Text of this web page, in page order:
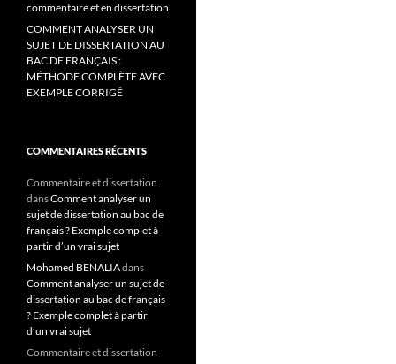
commentaire et en dissertation
COMMENT ANALYSER UN
SUJET DE DISSERTATION AU
BAC DE FRANÇAIS :
MÉTHODE COMPLÈTE AVEC
EXEMPLE CORRIGÉ
COMMENTAIRES RÉCENTS
Commentaire et dissertation
dansComment analyser un
sujet de dissertation au bac de
français ? Exemple complet à
partir d’un vrai sujet
Mohamed BENALIAdans
Comment analyser un sujet de
dissertation au bac de français
? Exemple complet à partir
d’un vrai sujet
Commentaire et dissertation